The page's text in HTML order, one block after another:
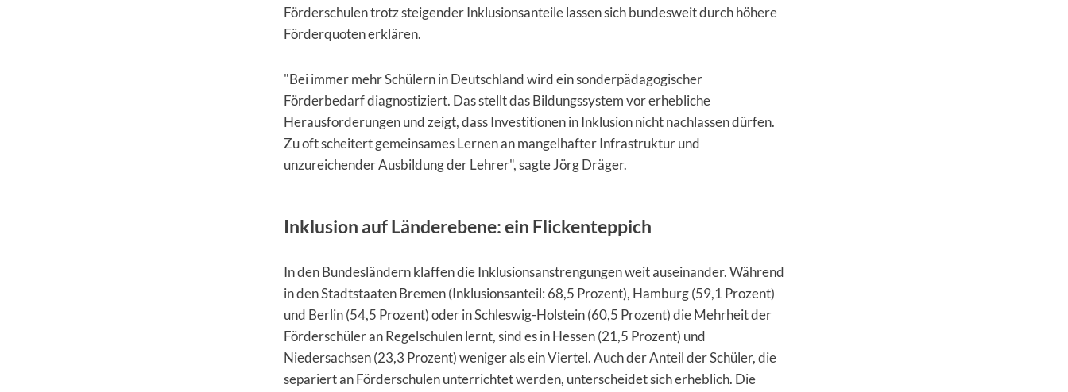
Förderschulen trotz steigender Inklusionsanteile lassen sich bundesweit durch höhere
Förderquoten erklären.
"Bei immer mehr Schülern in Deutschland wird ein sonderpädagogischer
Förderbedarf diagnostiziert. Das stellt das Bildungssystem vor erhebliche
Herausforderungen und zeigt, dass Investitionen in Inklusion nicht nachlassen dürfen.
Zu oft scheitert gemeinsames Lernen an mangelhafter Infrastruktur und
unzureichender Ausbildung der Lehrer", sagte Jörg Dräger.
Inklusion auf Länderebene: ein Flickenteppich
In den Bundesländern klaffen die Inklusionsanstrengungen weit auseinander. Während
in den Stadtstaaten Bremen (Inklusionsanteil: 68,5 Prozent), Hamburg (59,1 Prozent)
und Berlin (54,5 Prozent) oder in Schleswig-Holstein (60,5 Prozent) die Mehrheit der
Förderschüler an Regelschulen lernt, sind es in Hessen (21,5 Prozent) und
Niedersachsen (23,3 Prozent) weniger als ein Viertel. Auch der Anteil der Schüler, die
separiert an Förderschulen unterrichtet werden, unterscheidet sich erheblich. Die